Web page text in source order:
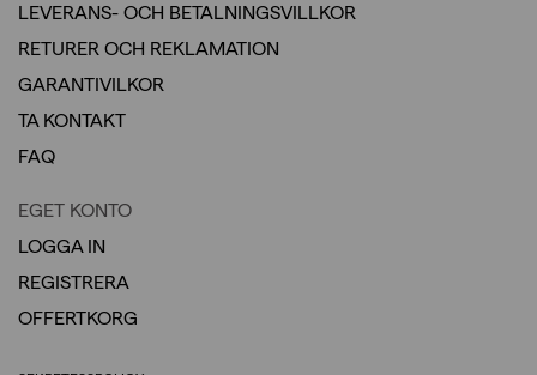
LEVERANS- OCH BETALNINGSVILLKOR
RETURER OCH REKLAMATION
GARANTIVILKOR
TA KONTAKT
FAQ
EGET KONTO
LOGGA IN
REGISTRERA
OFFERTKORG